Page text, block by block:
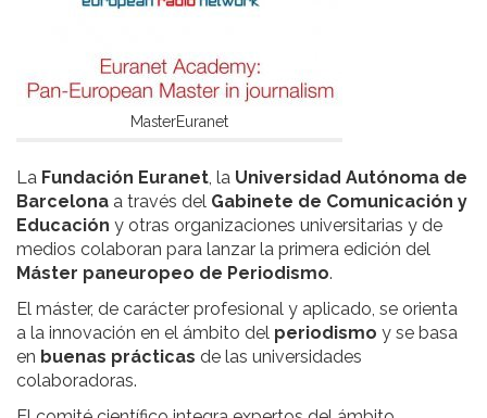
MasterEuranet
La Fundación Euranet, la Universidad Autónoma de
Barcelona a través del Gabinete de Comunicación y
Educación y otras organizaciones universitarias y de
medios colaboran para lanzar la primera edición del
Máster paneuropeo de Periodismo.
El máster, de carácter profesional y aplicado, se orienta
a la innovación en el ámbito del periodismo y se basa
en buenas prácticas de las universidades
colaboradoras.